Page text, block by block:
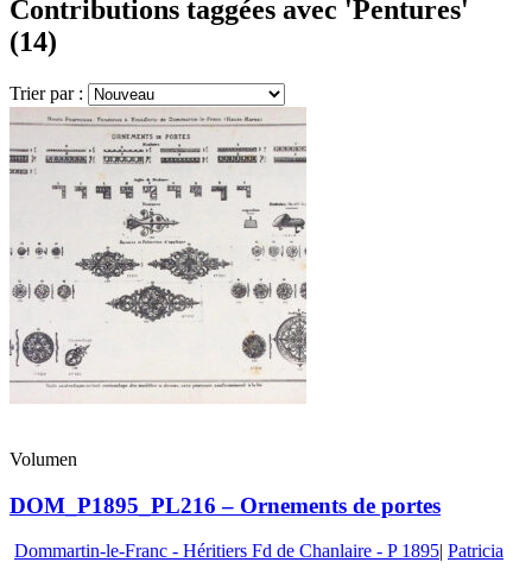
Contributions taggées avec 'Pentures'
(14)
Trier par :
Volumen
DOM_P1895_PL216 – Ornements de portes
Dommartin-le-Franc - Héritiers Fd de Chanlaire - P 1895| Patricia